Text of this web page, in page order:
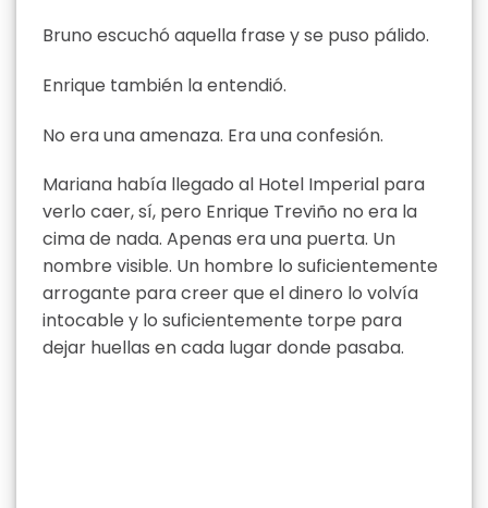
Bruno escuchó aquella frase y se puso pálido.
Enrique también la entendió.
No era una amenaza. Era una confesión.
Mariana había llegado al Hotel Imperial para
verlo caer, sí, pero Enrique Treviño no era la
cima de nada. Apenas era una puerta. Un
nombre visible. Un hombre lo suficientemente
arrogante para creer que el dinero lo volvía
intocable y lo suficientemente torpe para
dejar huellas en cada lugar donde pasaba.